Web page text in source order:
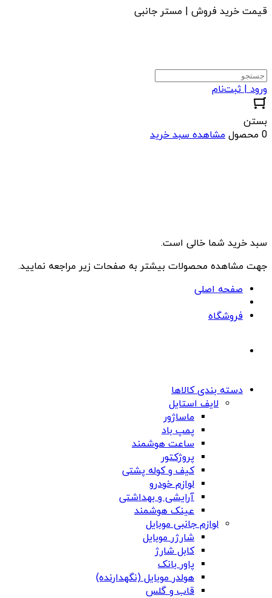
قیمت خرید فروش | مستر جانبی
ورود | ثبت‌نام
بستن
0 محصول
مشاهده سبد خرید
سبد خرید شما خالی است.
جهت مشاهده محصولات بیشتر به صفحات زیر مراجعه نمایید.
صفحه اصلی
فروشگاه
دسته بندی کالاها
لایف استایل
ماساژور
پمپ باد
ساعت هوشمند
پروژکتور
کیف و کوله پشتی
لوازم خودرو
آرایشی و بهداشتی
عینک هوشمند
لوازم جانبی موبایل
شارژر موبایل
کابل شارژ
پاور بانک
هولدر موبایل (نگهدارنده)
قاب و گلس